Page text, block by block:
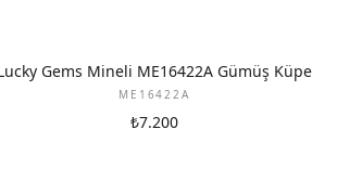
Gems Mineli ME16422A Gümüş Küpe
ME16422A
₺7.200